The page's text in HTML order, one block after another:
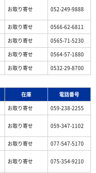
お取り寄せ 052-249-9888
お取り寄せ
0566-62-6811
お取り寄せ
0565-71-5230
お取り寄せ
0564-57-1880
お取り寄せ 0532-29-8700
在庫
電話番号
お取り寄せ 059-238-2255
お取り寄せ 059-347-1102
お取り寄せ 077-547-5170
お取り寄せ 075-354-9210